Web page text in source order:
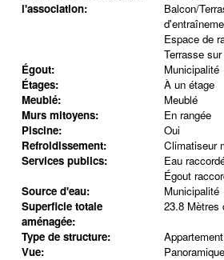
l'association:
Balcon/
Espace de
Terrasse
Égout:
Municipalité
Étages:
À un étage
Meublé:
Meublé
Murs mitoyens:
En rangée
Piscine:
Oui
Refroidissement:
Climatiseur
Services publics:
Eau
Égout
Source d'eau:
Municipalité
Superficie totale
aménagée:
23.8 Mètres
Type de structure:
Appartement
Vue: